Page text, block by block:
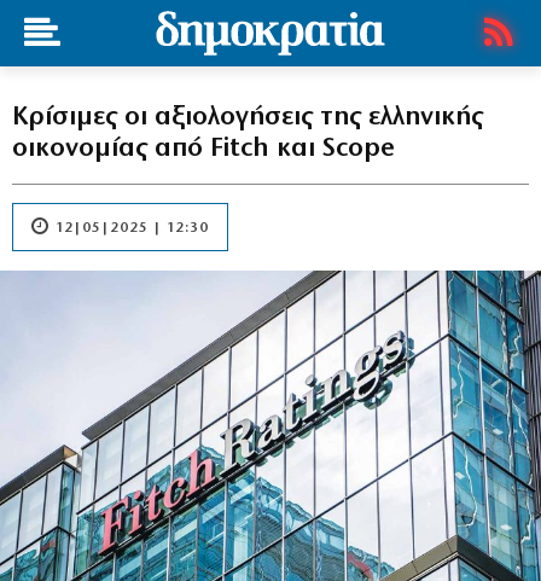
Κρίσιμες οι αξιολογήσεις της ελληνικής
οικονομίας από Fitch και Scope
12|05|2025 | 12:30